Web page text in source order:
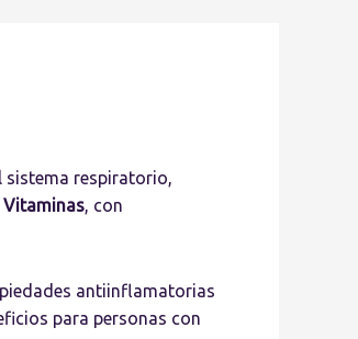
sistema respiratorio,
Vitaminas, con
antiinflamatorias
para personas con